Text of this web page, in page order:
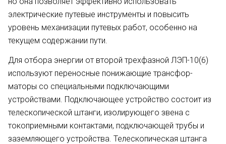
электрические путевые инструменты и повысить
уровень механизации путевых работ, особен­но на
текущем содержании пути.
Для отбора энергии от второй трехфазной ЛЭП-10(6)
используют переносные понижающие трансфор­
маторы со специальными подключа­ющими
устройствами. Подключаю­щее устройство состоит из
телеско­пической штанги, изолирующего звена с
токоприемными контактами, подключающей трубы и
заземляю­щего устройства. Телескопическая штанга